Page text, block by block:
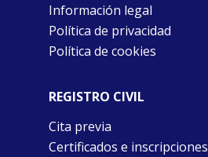
Información legal
Política de privacidad
Política de cookies
REGISTRO CIVIL
Cita previa
Certificados e inscripciones